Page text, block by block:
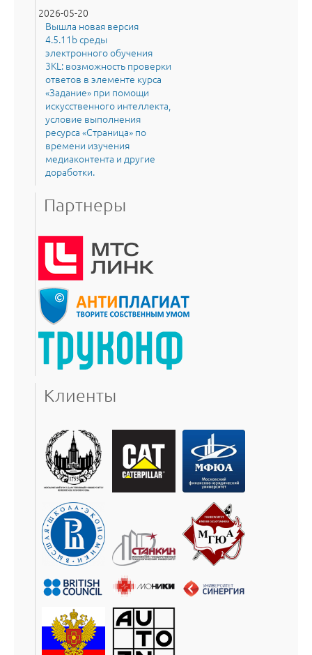
2026-05-20
Вышла новая версия
4.5.11b среды
электронного обучения
3KL: возможность проверки
ответов в элементе курса
«Задание» при помощи
искусственного интеллекта,
условие выполнения
ресурса «Страница» по
времени изучения
медиаконтента и другие
доработки.
Партнеры
Клиенты